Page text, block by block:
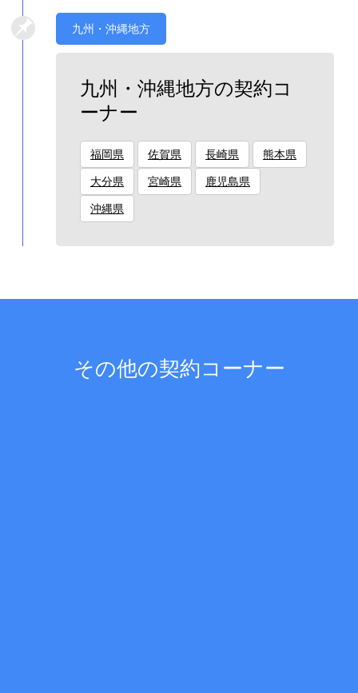
九州・沖縄地方
九州・沖縄地方の契約コ
ーナー
福岡県 佐賀県 長崎県 熊本県
大分県 宮崎県 鹿児島県
沖縄県
その他の契約コーナー